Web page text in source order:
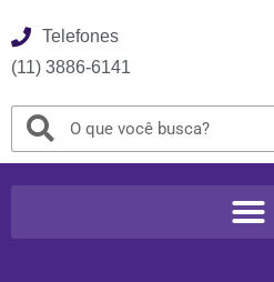
Telefones
(11) 3886-6141